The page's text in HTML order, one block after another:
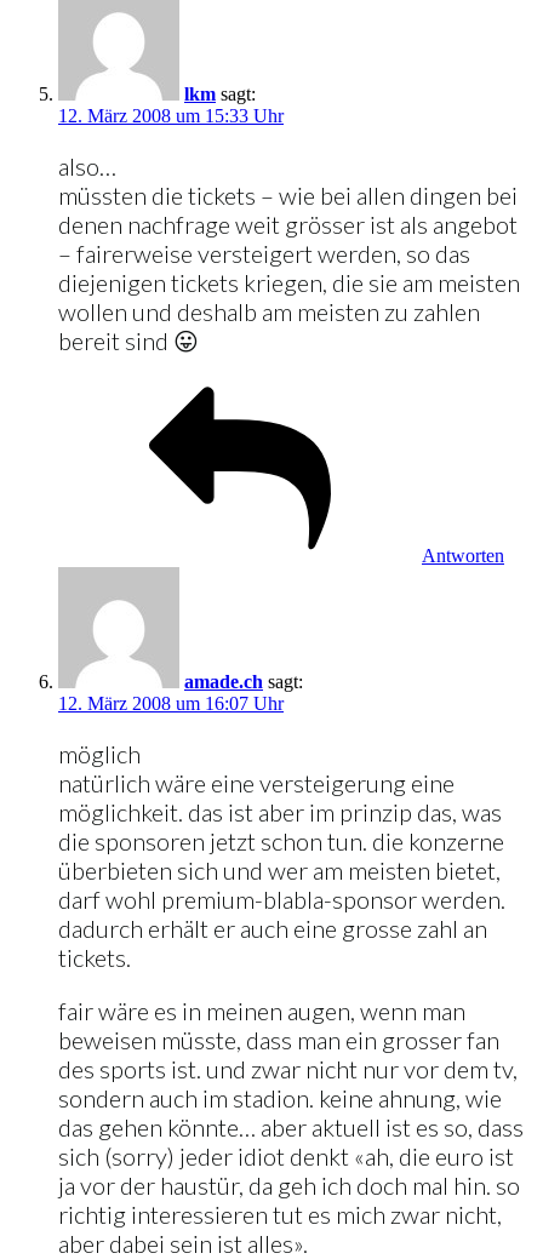
lkm sagt:
12. März 2008 um 15:33 Uhr
also…
müssten die tickets – wie bei allen dingen bei
denen nachfrage weit grösser ist als angebot
– fairerweise versteigert werden, so das
diejenigen tickets kriegen, die sie am meisten
wollen und deshalb am meisten zu zahlen
bereit sind 😛
Antworten
amade.ch sagt:
12. März 2008 um 16:07 Uhr
möglich
natürlich wäre eine versteigerung eine
möglichkeit. das ist aber im prinzip das, was
die sponsoren jetzt schon tun. die konzerne
überbieten sich und wer am meisten bietet,
darf wohl premium-blabla-sponsor werden.
dadurch erhält er auch eine grosse zahl an
tickets.
fair wäre es in meinen augen, wenn man
beweisen müsste, dass man ein grosser fan
des sports ist. und zwar nicht nur vor dem tv,
sondern auch im stadion. keine ahnung, wie
das gehen könnte… aber aktuell ist es so, dass
sich (sorry) jeder idiot denkt «ah, die euro ist
ja vor der haustür, da geh ich doch mal hin. so
richtig interessieren tut es mich zwar nicht,
aber dabei sein ist alles».